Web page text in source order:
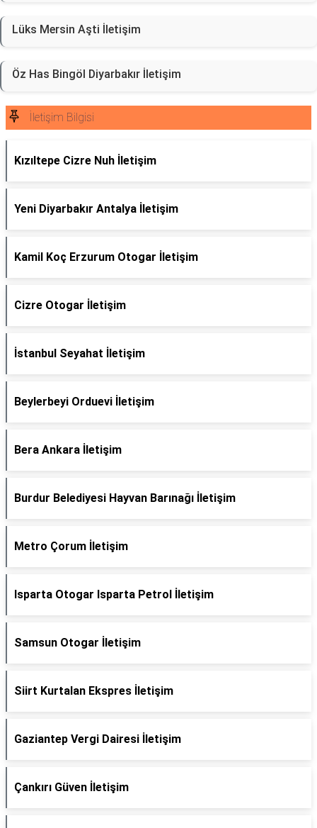
Lüks Mersin Aşti İletişim
Öz Has Bingöl Diyarbakır İletişim
İletişim Bilgisi
Kızıltepe Cizre Nuh İletişim
Yeni Diyarbakır Antalya İletişim
Kamil Koç Erzurum Otogar İletişim
Cizre Otogar İletişim
İstanbul Seyahat İletişim
Beylerbeyi Orduevi İletişim
Bera Ankara İletişim
Burdur Belediyesi Hayvan Barınağı İletişim
Metro Çorum İletişim
Isparta Otogar Isparta Petrol İletişim
Samsun Otogar İletişim
Siirt Kurtalan Ekspres İletişim
Gaziantep Vergi Dairesi İletişim
Çankırı Güven İletişim